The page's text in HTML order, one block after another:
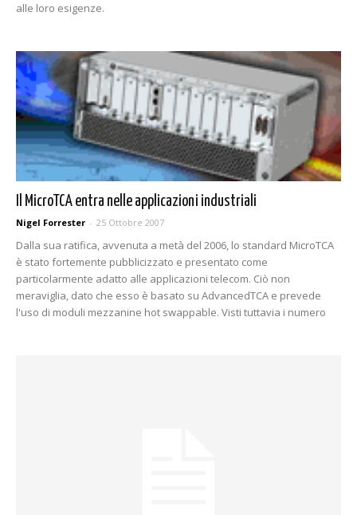
alle loro esigenze.
Il MicroTCA entra nelle applicazioni industriali
Nigel Forrester - 25 Ottobre 2007
Dalla sua ratifica, avvenuta a metà del 2006, lo standard MicroTCA
è stato fortemente pubblicizzato e presentato come
particolarmente adatto alle applicazioni telecom. Ciò non
meraviglia, dato che esso è basato su AdvancedTCA e prevede
l'uso di moduli mezzanine hot swappable. Visti tuttavia i numero